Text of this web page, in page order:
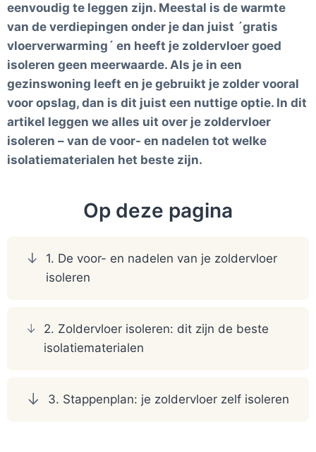
eenvoudig te leggen zijn. Meestal is de warmte
van de verdiepingen onder je dan juist ´gratis
vloerverwarming´ en heeft je zoldervloer goed
isoleren geen meerwaarde. Als je in een
gezinswoning leeft en je gebruikt je zolder vooral
voor opslag, dan is dit juist een nuttige optie. In dit
artikel leggen we alles uit over je zoldervloer
isoleren – van de voor- en nadelen tot welke
isolatiematerialen het beste zijn.
Op deze pagina
1. De voor- en nadelen van je zoldervloer
isoleren
2. Zoldervloer isoleren: dit zijn de beste
isolatiematerialen
3. Stappenplan: je zoldervloer zelf isoleren